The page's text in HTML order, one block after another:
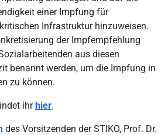
einer Impfung für
Infrastruktur hinzuweisen.
der Impfempfehlung
aus diesen
benannt werden, um die Impfung in
zu können.
ihrhier.
des Vorsitzenden der STIKO, Prof. Dr.